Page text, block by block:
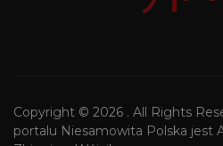
Copyright © 2026 . All Rights
portalu Niesamowita Polska jest